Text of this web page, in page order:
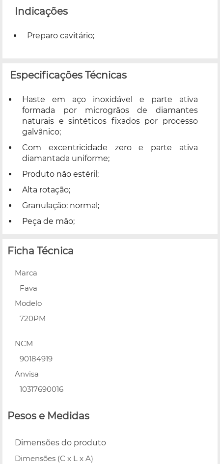
Indicações
Preparo cavitário;
Especificações Técnicas
Haste em aço inoxidável e parte ativa
formada por microgrãos de diamantes
naturais e sintéticos fixados por processo
galvânico;
Com excentricidade zero e parte ativa
diamantada uniforme;
Produto não estéril;
Alta rotação;
Granulação: normal;
Peça de mão;
Ficha Técnica
Marca
Fava
Modelo
720PM
NCM
90184919
Anvisa
10317690016
Pesos e Medidas
Dimensões do produto
Dimensões (C x L x A)